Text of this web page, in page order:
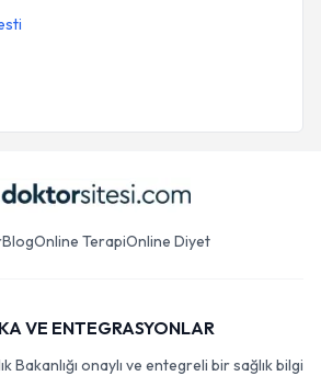
BlogOnline TerapiOnline Diyet
VE ENTEGRASYONLAR
Bakanlığı onaylı ve entegreli bir sağlık bilgi